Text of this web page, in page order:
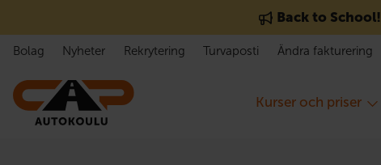
Back to School!
Kurser och priser
Bolag Nyheter Rekrytering Turvaposti Ändra fakturering